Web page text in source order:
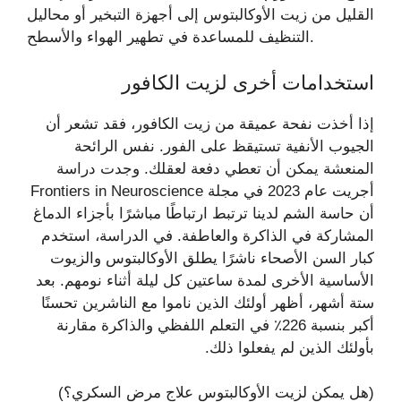
القليل من زيت الأوكالبتوس إلى أجهزة التبخير أو محاليل
التنظيف للمساعدة في تطهير الهواء والأسطح.
استخدامات أخرى لزيت الكافور
إذا أخذت نفحة عميقة من زيت الكافور، فقد تشعر أن
الجيوب الأنفية تستيقظ على الفور. نفس الرائحة
المنعشة يمكن أن تعطي دفعة لعقلك. وجدت دراسة
أجريت عام 2023 في مجلة Frontiers in Neuroscience
أن حاسة الشم لدينا ترتبط ارتباطًا مباشرًا بأجزاء الدماغ
المشاركة في الذاكرة والعاطفة. في الدراسة، استخدم
كبار السن الأصحاء ناشرًا يطلق الأوكالبتوس والزيوت
الأساسية الأخرى لمدة ساعتين كل ليلة أثناء نومهم. بعد
ستة أشهر، أظهر أولئك الذين ناموا مع الناشرين تحسنًا
أكبر بنسبة 226٪ في التعلم اللفظي والذاكرة مقارنة
بأولئك الذين لم يفعلوا ذلك.
(هل يمكن لزيت الأوكالبتوس علاج مرض السكري؟)